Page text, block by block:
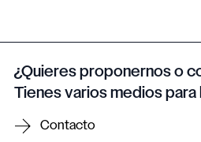
¿Quieres proponernos o
Tienes varios medios
Contacto